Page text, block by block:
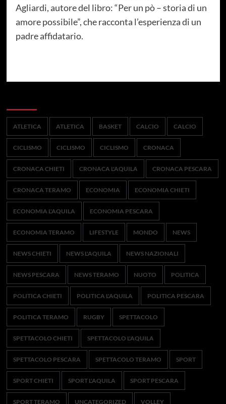
Agliardi, autore del libro: “Per un pò – storia di un
amore possibile”, che racconta l’esperienza di un
padre affidatario.
ATLETICA ATLETICA BASKET CALCIO CALCIO
CICLISMO CICLISMO CICLISMO CRONACA
CRONACA CHIETI CRONACA L'AQUILA CRONACA PESCARA
CRONACA TERAMO ECONOMIA ECONOMIA CHIETI
ECONOMIA L'AQUILA ECONOMIA PESCARA
ECONOMIA TERAMO LIFESTYLE MONDO NEWS
NEWS CHIETI NEWS L'AQUILA NEWS NAZIONALI
NEWS PESCARA NEWS TERAMO NUOTO POLITICA
POLITICA CHIETI POLITICA L'AQUILA POLITICA PESCARA
POLITICA TERAMO RUGBY SPETTACOLO
SPETTACOLO CHIETI SPETTACOLO L'AQUILA
SPETTACOLO PESCARA SPETTACOLO TERAMO SPORT
SPORT CHIETI SPORT L'AQUILA SPORT PESCARA
SPORT TERAMO UNCATEGORIZED VOLLEY